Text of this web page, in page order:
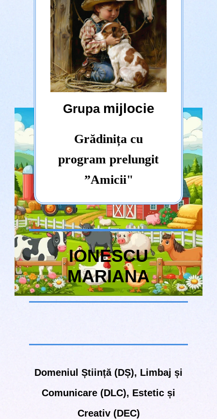
Grupa mijlocie
Grădinița cu
program prelungit
”Amicii"
IONESCU
MARIANA
Domeniul Știință (DȘ), Limbaj și
Comunicare (DLC), Estetic și
Creativ (DEC)